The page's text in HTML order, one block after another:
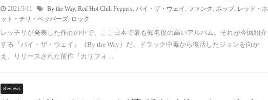
2021/3/11 By the Way, Red Hot Chili Peppers バイ・ザ・ウェイ ファンク ポップ, レッド・ホ
ット・チリ・ペッパーズ ロック
レッチリが発表した作品の中で、ここ日本で最も知名度の高いアルバム。それが今回紹介
する『バイ・ザ・ウェイ』（By the Way）だ。ドラック中毒から復活したジョンを向か
え、リリースされた前作『カリフォ ...
Reviews